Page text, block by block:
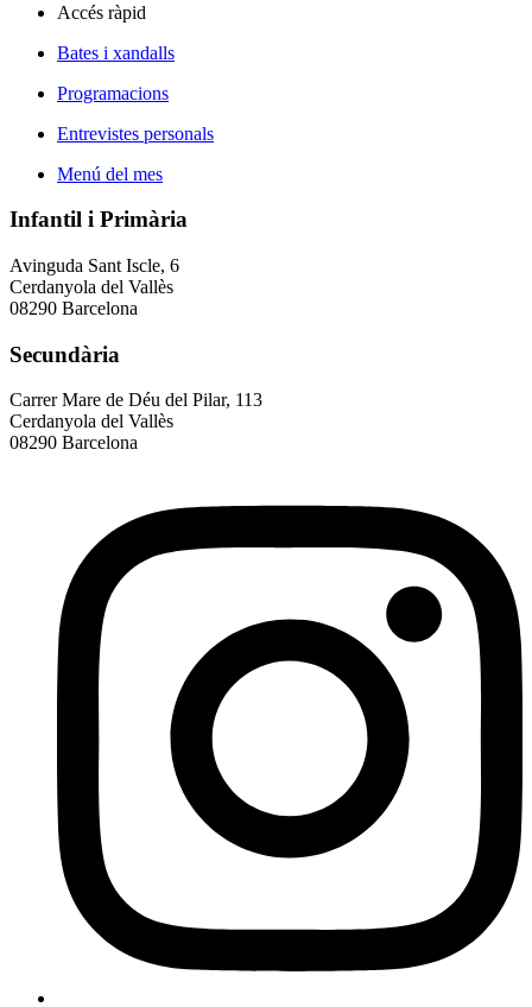
Accés ràpid
Bates i xandalls
Programacions
Entrevistes personals
Menú del mes
Infantil i Primària
Avinguda Sant Iscle, 6
Cerdanyola del Vallès
08290 Barcelona
Secundària
Carrer Mare de Déu del Pilar, 113
Cerdanyola del Vallès
08290 Barcelona